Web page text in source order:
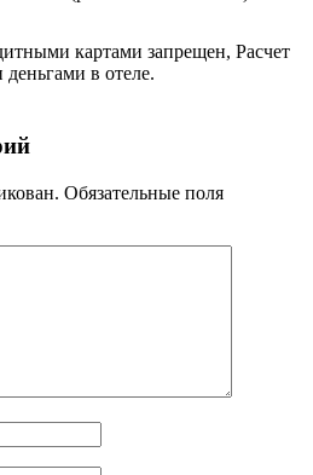
картами запрещен, Расчет
в отеле.
Обязательные поля